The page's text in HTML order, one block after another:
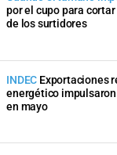
por el cupo para
de los surtidores
INDEC Exportaciones
energético
en mayo